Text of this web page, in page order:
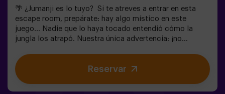
🌴 ¿Jumanji es lo tuyo? Si te atreves a entrar en esta
escape room, prepárate: hay algo místico en este
juego... Nadie que lo haya tocado entendió cómo la
jungla los atrapó. Nuestra única advertencia: ¡no
¿Realmente creíais que sería fácil escapar? 🐒
Necesitamos un equipo con valor para encontrar la caja
del juego y volver a encerrar a este mundo mágico en su
Reservar